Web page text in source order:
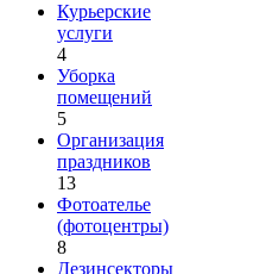
Курьерские
услуги
4
Уборка
помещений
5
Организация
праздников
13
Фотоателье
(фотоцентры)
8
Дезинсекторы